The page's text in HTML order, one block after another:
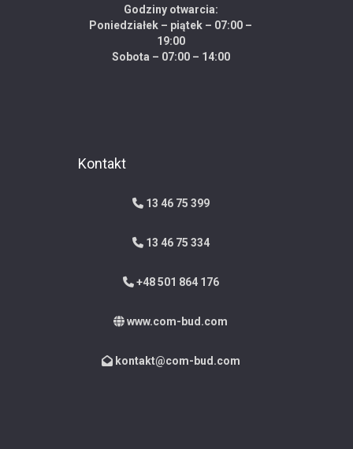
Godziny otwarcia:
Poniedziałek – piątek – 07:00 –
19:00
Sobota – 07:00 – 14:00
Kontakt
13 46 75 399
13 46 75 334
+48 501 864 176
www.com-bud.com
kontakt@com-bud.com